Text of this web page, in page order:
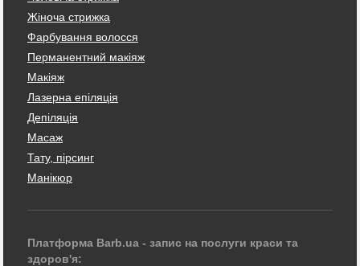
Жіноча стрижка
Фарбування волосся
Перманентний макіяж
Макіяж
Лазерна епіляція
Депіляція
Масаж
Тату, пірсинг
Манікюр
Платформа Barb.ua - запис на послуги краси та
здоров'я: